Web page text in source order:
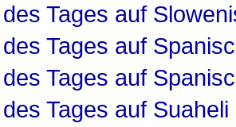
Tages auf
Tages auf
Tages auf
Tages auf Suaheli